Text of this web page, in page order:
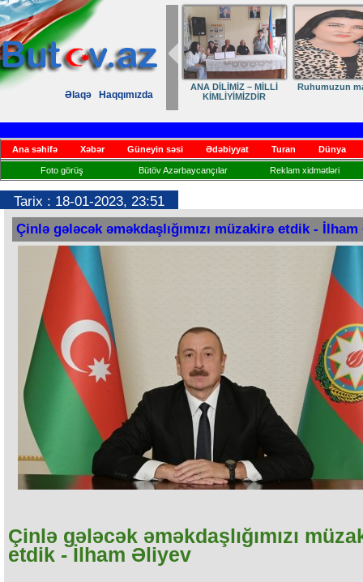
Əlaqə Haqqımızda
ANA DİLİMİZ – MİLLİ
KİMLİYİMİZDİR
Ruhumuzun
Ana səhifə Xəbər Güneyin səsi Ədəbiyyat Turan Dünya
Foto görüş Bütöv Azərbaycançılar Reklam xidmətləri
Tarix : 18-01-2023, 23:51
Çinlə gələcək əməkdaşlığımızı müzakirə etdik -
Çinlə gələcək əməkdaşlığımızı
etdik - İlham Əliyev